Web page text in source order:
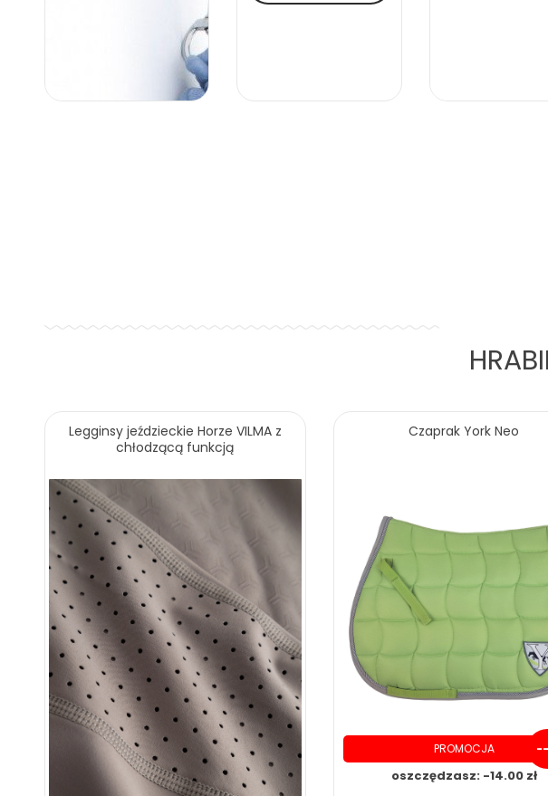
Legginsy jeździeckie Horze VILMA z
chłodzącą funkcją
Czaprak York Neo
PROMOCJA --
oszczędzasz: -14.00 zł